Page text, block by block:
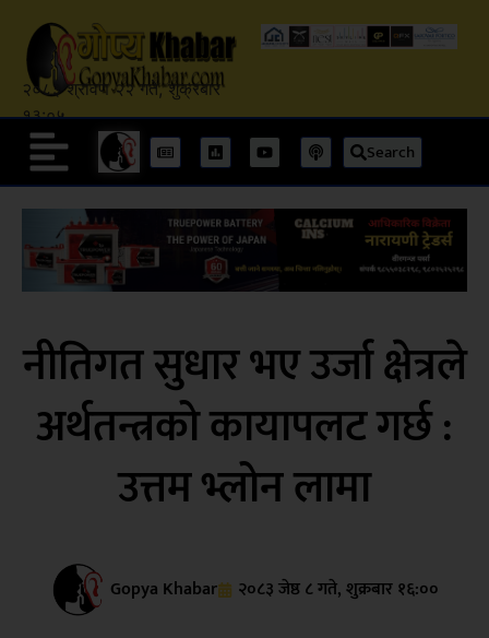
२०८३ श्रावण २२ गते, शुक्रबार
१३:०५
Search
नीतिगत सुधार भए उर्जा क्षेत्रले
अर्थतन्त्रको कायापलट गर्छ :
उत्तम भ्लोन लामा
Gopya Khabar २०८३ जेष्ठ ८ गते, शुक्रबार १६:००